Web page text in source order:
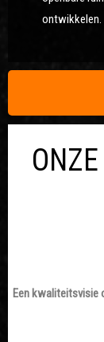
ontwikkelen.
Een kwaliteitsvisie